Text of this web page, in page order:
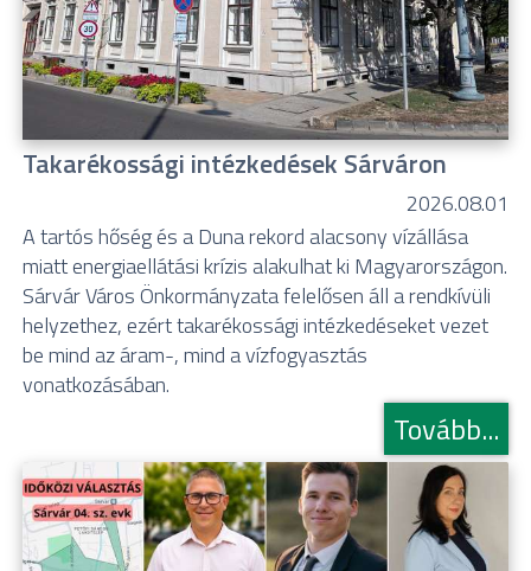
Takarékossági intézkedések Sárváron
2026.08.01
A tartós hőség és a Duna rekord alacsony vízállása
miatt energiaellátási krízis alakulhat ki Magyarországon.
Sárvár Város Önkormányzata felelősen áll a rendkívüli
helyzethez, ezért takarékossági intézkedéseket vezet
be mind az áram-, mind a vízfogyasztás
vonatkozásában.
Tovább...